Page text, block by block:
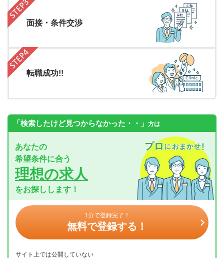
面接・条件交渉
転職成功!!
「検索したけど見つからなかった・・」 方は
あなたの
希望条件に合う
理想の求人
をお探しします！
1分で登録完了！
無料で登録する！
サイト上では公開していない